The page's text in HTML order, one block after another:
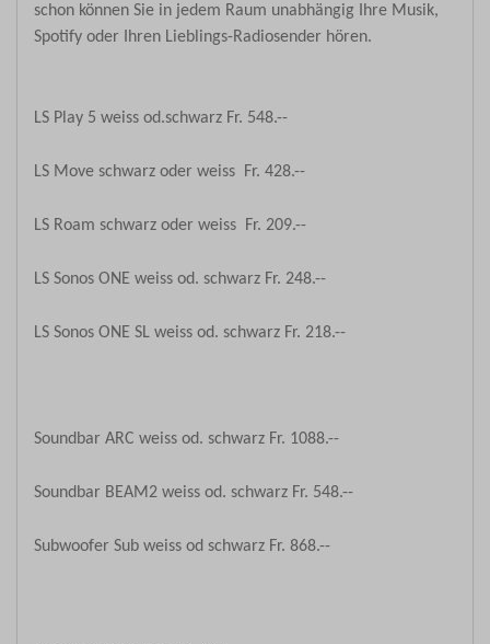
schon können Sie in jedem Raum unabhängig Ihre Musik,
Spotify oder Ihren Lieblings-Radiosender hören.
LS Play 5 weiss od.schwarz Fr. 548.--
LS Move schwarz oder weiss Fr. 428.--
LS Roam schwarz oder weiss Fr. 209.--
LS Sonos ONE weiss od. schwarz Fr. 248.--
LS Sonos ONE SL weiss od. schwarz Fr. 218.--
Soundbar ARC weiss od. schwarz Fr. 1088.--
Soundbar BEAM2 weiss od. schwarz Fr. 548.--
Subwoofer Sub weiss od schwarz Fr. 868.--